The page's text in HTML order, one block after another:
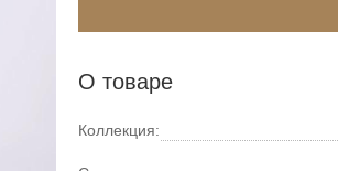
О товаре
Коллекция: